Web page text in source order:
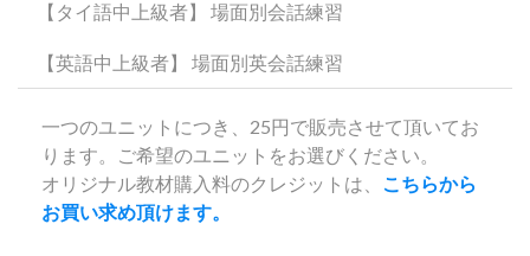
【タイ語中上級者】 場面別会話練習
【英語中上級者】 場面別英会話練習
一つのユニットにつき、25円で販売させて頂いてお
ります。ご希望のユニットをお選びください。
オリジナル教材購入料のクレジットは、 こちらから
お買い求め頂けます。